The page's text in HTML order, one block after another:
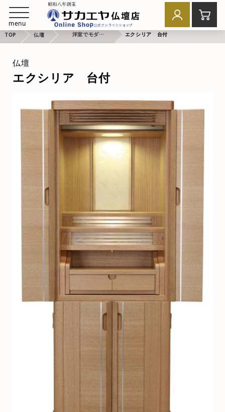
menu
TOP 仏壇 洋室でモダンなお祈り エクシリア 台付
仏壇
エクシリア 台付